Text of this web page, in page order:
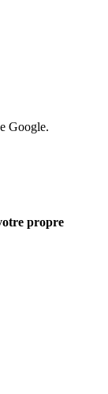
Google.
propre